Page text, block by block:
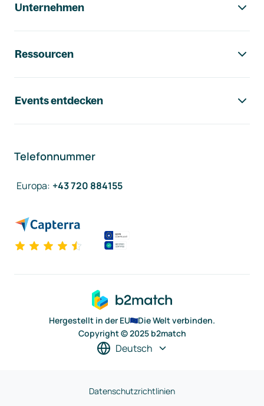
Unternehmen
Ressourcen
Events entdecken
Telefonnummer
Europa: +43 720 884155
Hergestellt in der EU
Die Welt verbinden.
Copyright © 2025 b2match
Deutsch
Datenschutzrichtlinien